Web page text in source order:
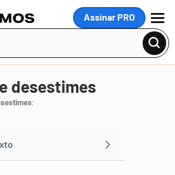
Assinar PRO
MENU
desestimes
: